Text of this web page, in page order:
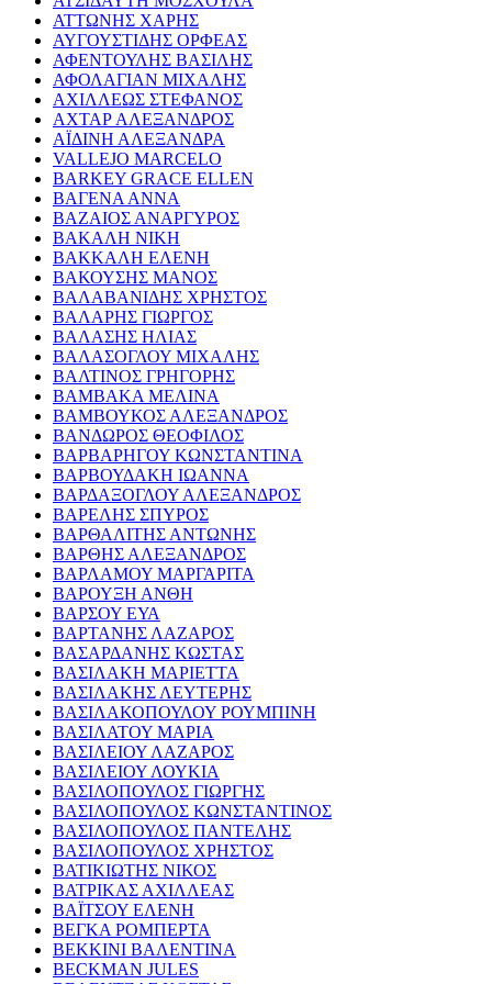
ΑΤΤΩΝΗΣ ΧΑΡΗΣ
ΑΥΓΟΥΣΤΙΔΗΣ ΟΡΦΕΑΣ
ΑΦΕΝΤΟΥΛΗΣ ΒΑΣΙΛΗΣ
ΑΦΟΛΑΓΙΑΝ ΜΙΧΑΛΗΣ
ΑΧΙΛΛΕΩΣ ΣΤΕΦΑΝΟΣ
ΑΧΤΑΡ ΑΛΕΞΑΝΔΡΟΣ
ΑΪΔΙΝΗ ΑΛΕΞΑΝΔΡΑ
VALLEJO MARCELO
BARKEY GRACE ELLEN
ΒΑΓΕΝΑ ΑΝΝΑ
ΒΑΖΑΙΟΣ ΑΝΑΡΓΥΡΟΣ
ΒΑΚΑΛΗ ΝΙΚΗ
ΒΑΚΚΑΛΗ ΕΛΕΝΗ
ΒΑΚΟΥΣΗΣ ΜΑΝΟΣ
ΒΑΛΑΒΑΝΙΔΗΣ ΧΡΗΣΤΟΣ
ΒΑΛΑΡΗΣ ΓΙΩΡΓΟΣ
ΒΑΛΑΣΗΣ ΗΛΙΑΣ
ΒΑΛΑΣΟΓΛΟΥ ΜΙΧΑΛΗΣ
ΒΑΛΤΙΝΟΣ ΓΡΗΓΟΡΗΣ
ΒΑΜΒΑΚΑ ΜΕΛΙΝΑ
ΒΑΜΒΟΥΚΟΣ ΑΛΕΞΑΝΔΡΟΣ
ΒΑΝΔΩΡΟΣ ΘΕΟΦΙΛΟΣ
ΒΑΡΒΑΡΗΓΟΥ ΚΩΝΣΤΑΝΤΙΝΑ
ΒΑΡΒΟΥΔΑΚΗ ΙΩΑΝΝΑ
ΒΑΡΔΑΞΟΓΛΟΥ ΑΛΕΞΑΝΔΡΟΣ
ΒΑΡΕΛΗΣ ΣΠΥΡΟΣ
ΒΑΡΘΑΛΙΤΗΣ ΑΝΤΩΝΗΣ
ΒΑΡΘΗΣ ΑΛΕΞΑΝΔΡΟΣ
ΒΑΡΛΑΜΟΥ ΜΑΡΓΑΡΙΤΑ
ΒΑΡΟΥΞΗ ΑΝΘΗ
ΒΑΡΣΟΥ ΕΥΑ
ΒΑΡΤΑΝΗΣ ΛΑΖΑΡΟΣ
ΒΑΣΑΡΔΑΝΗΣ ΚΩΣΤΑΣ
ΒΑΣΙΛΑΚΗ ΜΑΡΙΕΤΤΑ
ΒΑΣΙΛΑΚΗΣ ΛΕΥΤΕΡΗΣ
ΒΑΣΙΛΑΚΟΠΟΥΛΟΥ ΡΟΥΜΠΙΝΗ
ΒΑΣΙΛΑΤΟΥ ΜΑΡΙΑ
ΒΑΣΙΛΕΙΟΥ ΛΑΖΑΡΟΣ
ΒΑΣΙΛΕΙΟΥ ΛΟΥΚΙΑ
ΒΑΣΙΛΟΠΟΥΛΟΣ ΓΙΩΡΓΗΣ
ΒΑΣΙΛΟΠΟΥΛΟΣ ΚΩΝΣΤΑΝΤΙΝΟΣ
ΒΑΣΙΛΟΠΟΥΛΟΣ ΠΑΝΤΕΛΗΣ
ΒΑΣΙΛΟΠΟΥΛΟΣ ΧΡΗΣΤΟΣ
ΒΑΤΙΚΙΩΤΗΣ ΝΙΚΟΣ
ΒΑΤΡΙΚΑΣ ΑΧΙΛΛΕΑΣ
ΒΑΪΤΣΟΥ ΕΛΕΝΗ
ΒΕΓΚΑ ΡΟΜΠΕΡΤΑ
ΒΕΚΚΙΝΙ ΒΑΛΕΝΤΙΝΑ
BECKMAN JULES